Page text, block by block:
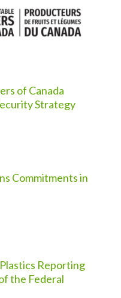
of Canada
Strategy
Commitments in
Reporting
the Federal